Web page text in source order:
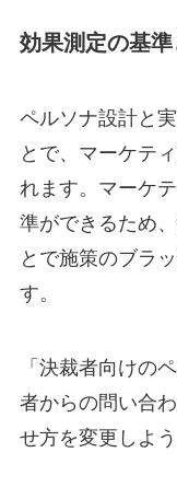
効果測定の基準
ペルソナ設計と
とで、マーケテ
れます。マーケ
準ができるため
とで施策のブラ
す。
「決裁者向けの
者からの問い合
せ方を変更しよう